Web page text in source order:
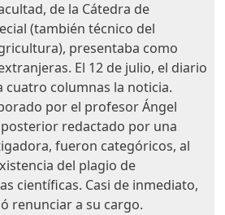
de la Cátedra de
(también técnico del
presentaba como
El 12 de julio, el diario
cuatro columnas la noticia.
por el profesor Ángel
redactado por una
fueron categóricos, al
del plagio de
científicas. Casi de inmediato,
renunciar a su cargo.